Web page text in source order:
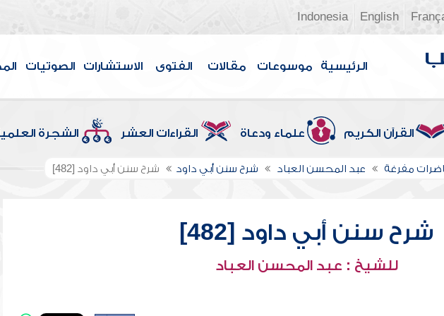
English
Indonesia
الرئيسية موسوعات مقالات الفتوى الاستشارات الصوتيات
القرآن الكريم علماء ودعاة القراءات العشر الشجرة
مفرغة عبد المحسن العباد شرح سنن أبي داود شرح سنن أبي داود [482]
شرح سنن أبي داود [482]
للشيخ : عبد المحسن العباد